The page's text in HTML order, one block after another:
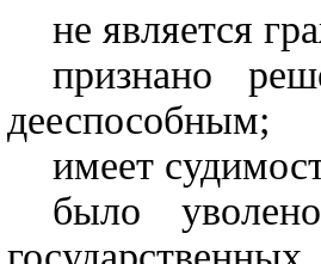
не является
признано
дееспособным;
имеет
было